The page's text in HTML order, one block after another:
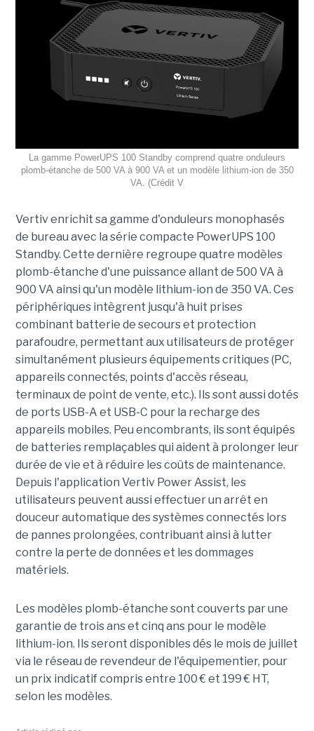
La gamme PowerUPS 100 Standby comprend quatre onduleurs
plomb-étanche de 500 VA à 900 VA et un modèle lithium-ion de 350
VA. (Crédit V
Vertiv enrichit sa gamme d'onduleurs monophasés
de bureau avec la série compacte PowerUPS 100
Standby. Cette dernière regroupe quatre modèles
plomb-étanche d'une puissance allant de 500 VA à
900 VA ainsi qu'un modèle lithium-ion de 350 VA. Ces
périphériques intègrent jusqu'à huit prises
combinant batterie de secours et protection
parafoudre, permettant aux utilisateurs de protéger
simultanément plusieurs équipements critiques (PC,
appareils connectés, points d'accès réseau,
terminaux de point de vente, etc.). Ils sont aussi dotés
de ports USB-A et USB-C pour la recharge des
appareils mobiles. Peu encombrants, ils sont équipés
de batteries remplaçables qui aident à prolonger leur
durée de vie et à réduire les coûts de maintenance.
Depuis l'application Vertiv Power Assist, les
utilisateurs peuvent aussi effectuer un arrêt en
douceur automatique des systèmes connectés lors
de pannes prolongées, contribuant ainsi à lutter
contre la perte de données et les dommages
matériels.
Les modèles plomb-étanche sont couverts par une
garantie de trois ans et cinq ans pour le modèle
lithium-ion. Ils seront disponibles dés le mois de juillet
via le réseau de revendeur de l'équipementier, pour
un prix indicatif compris entre 100 € et 199 € HT,
selon les modèles.